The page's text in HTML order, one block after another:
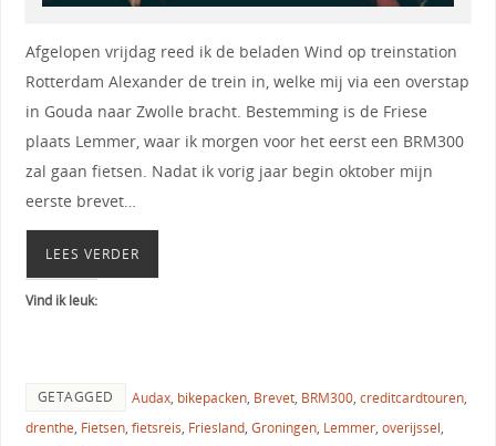
Afgelopen vrijdag reed ik de beladen Wind op treinstation
Rotterdam Alexander de trein in, welke mij via een overstap
in Gouda naar Zwolle bracht. Bestemming is de Friese
plaats Lemmer, waar ik morgen voor het eerst een BRM300
zal gaan fietsen. Nadat ik vorig jaar begin oktober mijn
eerste brevet…
LEES VERDER
Vind ik leuk:
GETAGGED Audax, bikepacken, Brevet, BRM300, creditcardtouren,
drenthe, Fietsen, fietsreis, Friesland, Groningen, Lemmer, overijssel,